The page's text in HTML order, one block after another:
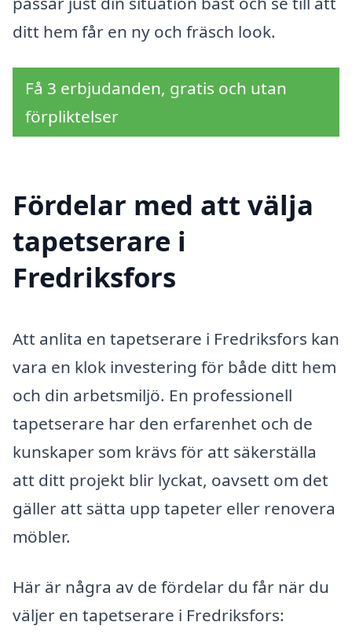
ditt hem får en ny och fräsch look.
Få 3 erbjudanden, gratis och utan
förpliktelser
Fördelar med att välja
tapetserare i
Fredriksfors
Att anlita en tapetserare i Fredriksfors kan
vara en klok investering för både ditt hem
och din arbetsmiljö. En professionell
tapetserare har den erfarenhet och de
kunskaper som krävs för att säkerställa
att ditt projekt blir lyckat, oavsett om det
gäller att sätta upp tapeter eller renovera
möbler.
Här är några av de fördelar du får när du
väljer en tapetserare i Fredriksfors: